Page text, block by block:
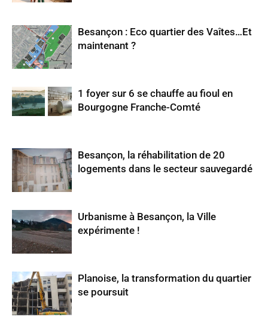
Besançon : Eco quartier des Vaîtes…Et
maintenant ?
1 foyer sur 6 se chauffe au fioul en
Bourgogne Franche-Comté
Besançon, la réhabilitation de 20
logements dans le secteur sauvegardé
Urbanisme à Besançon, la Ville
expérimente !
Planoise, la transformation du quartier
se poursuit